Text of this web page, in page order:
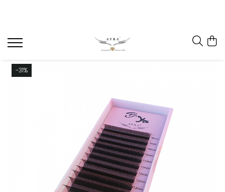
Individuale - 6 linii
Ombre individuale - 6 linii
-31%